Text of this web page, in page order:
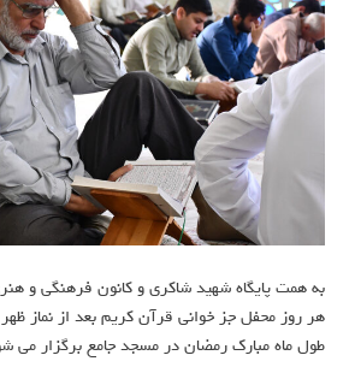
به همت پایگاه شهید شاکری و کانون فرهنگی و
هر روز محفل جز خوانی قرآن کریم بعد از نماز
طول ماه مبارک رمضان در مسجد جامع برگزار می